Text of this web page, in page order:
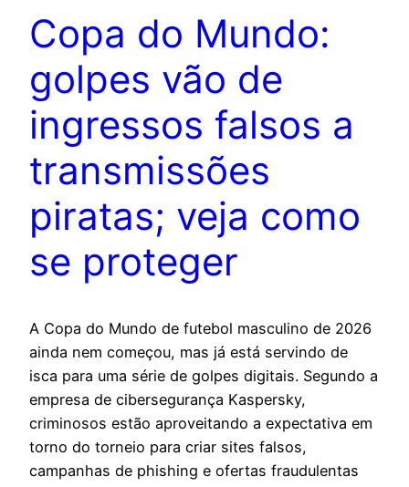
Copa do Mundo:
golpes vão de
ingressos falsos a
transmissões
piratas; veja como
se proteger
A Copa do Mundo de futebol masculino de 2026
ainda nem começou, mas já está servindo de
isca para uma série de golpes digitais. Segundo a
empresa de cibersegurança Kaspersky,
criminosos estão aproveitando a expectativa em
torno do torneio para criar sites falsos,
campanhas de phishing e ofertas fraudulentas